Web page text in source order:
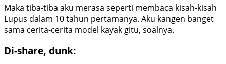
Maka tiba-tiba aku merasa seperti membaca kisah-kisah
Lupus dalam 10 tahun pertamanya. Aku kangen banget
sama cerita-cerita model kayak gitu, soalnya.
Di-share, dunk: